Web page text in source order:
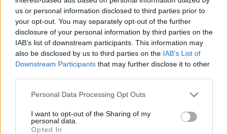
us or personal information disclosed to third parties prior to
your opt-out. You may separately opt-out of the further
disclosure of your personal information by third parties on the
IAB’s list of downstream participants. This information may
also be disclosed by us to third parties on the IAB’s List of
Downstream Participants that may further disclose it to other
Personal Data Processing Opt Outs
I want to opt-out of the Sharing of my
personal data.
Opted In